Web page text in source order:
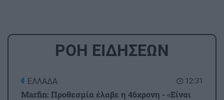
ΡΟΗ ΕΙΔΗΣΕΩΝ
12:31
ΕΛΛΑΔΑ
Marfin: Προθεσμία έλαβε η 46χρονη - «Είναι